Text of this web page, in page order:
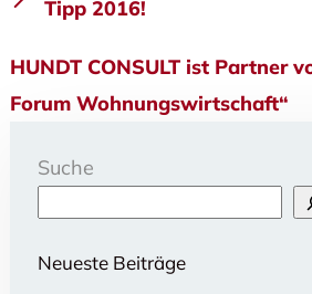
Tipp 2016!
HUNDT CONSULT ist Partner
Forum Wohnungswirtschaft“
Suche
Neueste Beiträge